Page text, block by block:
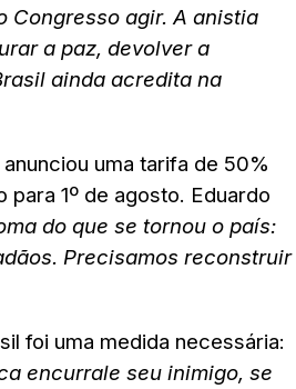
Congresso agir. A anistia
a paz, devolver a
ainda acredita na
uma tarifa de 50%
1º de agosto. Eduardo
do que se tornou o país:
Precisamos reconstruir
foi uma medida necessária:
encurrale seu inimigo, se